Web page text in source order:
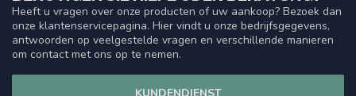
Heeft u vragen over onze producten of uw aankoop? Bezoek dan
onze klantenservicepagina. Hier vindt u onze bedrijfsgegevens,
antwoorden op veelgestelde vragen en verschillende manieren
om contact met ons op te nemen.